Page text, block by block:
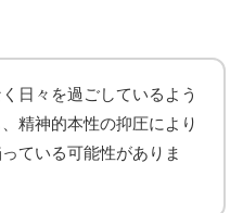
日々を過ごしているよう
精神的本性の抑圧により
ている可能性がありま